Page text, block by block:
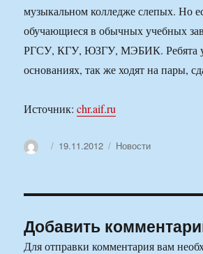
музыкальном колледже слепых. Но
обучающиеся в обычных учебных
РГСУ, КГУ, ЮЗГУ, МЭБИК. Ребята
основаниях, так же ходят на пары,
Источник:chr.aif.ru
АвторОпубликовано
19.11.2012 Рубрики
Новости
Добавить
Для отправки комментария вам